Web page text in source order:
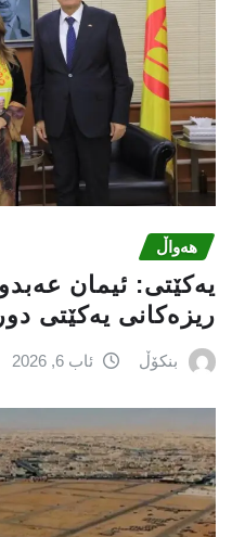
هەواڵ
یه‌كێتی: ئیمان
ریزه‌كانی یه‌كێتی
بنکۆڵ ئاب 6, 2026